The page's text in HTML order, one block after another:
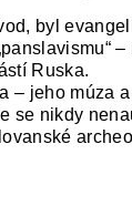
byl
Ruska.
– jeho múza
se nikdy